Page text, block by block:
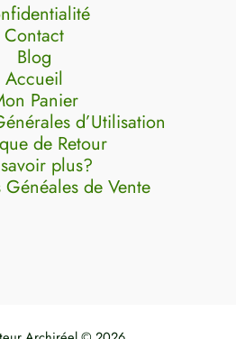
Contact
Blog
Accueil
Panier
d’Utilisation
de Retour
plus?
de Vente